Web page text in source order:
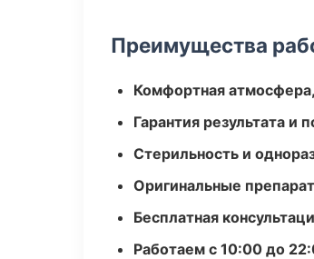
Преимущества
Комфортная
Гарантия результата
Стерильность и
Оригинальные
Бесплатная
Работаем с 10:00 до